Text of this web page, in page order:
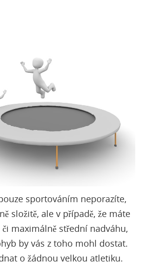
sportováním neporazíte,
složitě, ale v případě, že máte
maximálně střední nadváhu,
by vás z toho mohl dostat.
o žádnou velkou atletiku.